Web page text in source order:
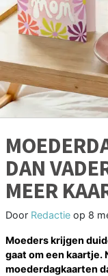
DAN
MEER
Door Redactie op 8
Moeders krijgen
gaat om een kaartje.
moederdagkaarten